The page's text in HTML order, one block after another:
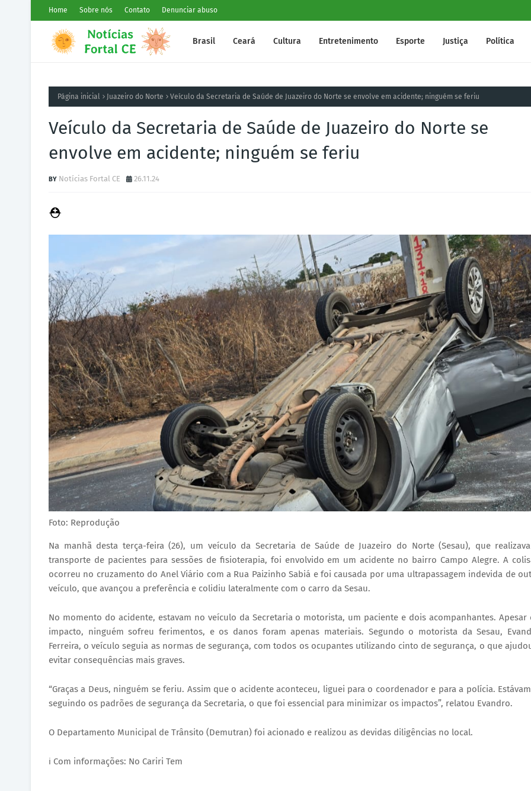
Home Sobre nós Contato Denunciar abuso
Brasil Ceará Cultura Entretenimento Esporte Justiça Política
Página inicial Juazeiro do Norte Veículo da Secretaria de Saúde de Juazeiro do Norte se envolve em acidente; ninguém se feriu
Veículo da Secretaria de Saúde de Juazeiro do Norte se
envolve em acidente; ninguém se feriu
Notícias Fortal CE 26.11.24
⛑️
Foto: Reprodução
Na manhã desta terça-feira (26), um veículo da Secretaria de Saúde de Juazeiro do Norte (Sesau), que
transporte de pacientes para sessões de fisioterapia, foi envolvido em um acidente no bairro Campo Alegre. A
ocorreu no cruzamento do Anel Viário com a Rua Paizinho Sabiá e foi causada por uma ultrapassagem indevida de
veículo, que avançou a preferência e colidiu lateralmente com o carro da Sesau.
No momento do acidente, estavam no veículo da Secretaria o motorista, um paciente e dois acompanhantes. Apesar
impacto, ninguém sofreu ferimentos, e os danos foram apenas materiais. Segundo o motorista da Sesau,
Ferreira, o veículo seguia as normas de segurança, com todos os ocupantes utilizando cinto de segurança, o que
evitar consequências mais graves.
“Graças a Deus, ninguém se feriu. Assim que o acidente aconteceu, liguei para o coordenador e para a polícia.
seguindo os padrões de segurança da Secretaria, o que foi essencial para minimizar os impactos”, relatou Evandro.
O Departamento Municipal de Trânsito (Demutran) foi acionado e realizou as devidas diligências no local.
ℹ️ Com informações: No Cariri Tem